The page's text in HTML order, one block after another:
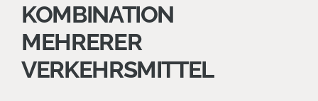
KOMBINATION
MEHRERER
VERKEHRSMITTEL